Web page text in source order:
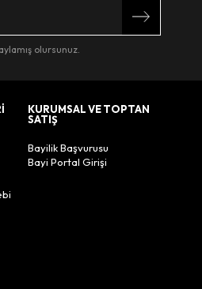
olursunuz.
KURUMSAL VE TOPTAN
SATIŞ
Bayilik Başvurusu
Bayi Portal Girişi